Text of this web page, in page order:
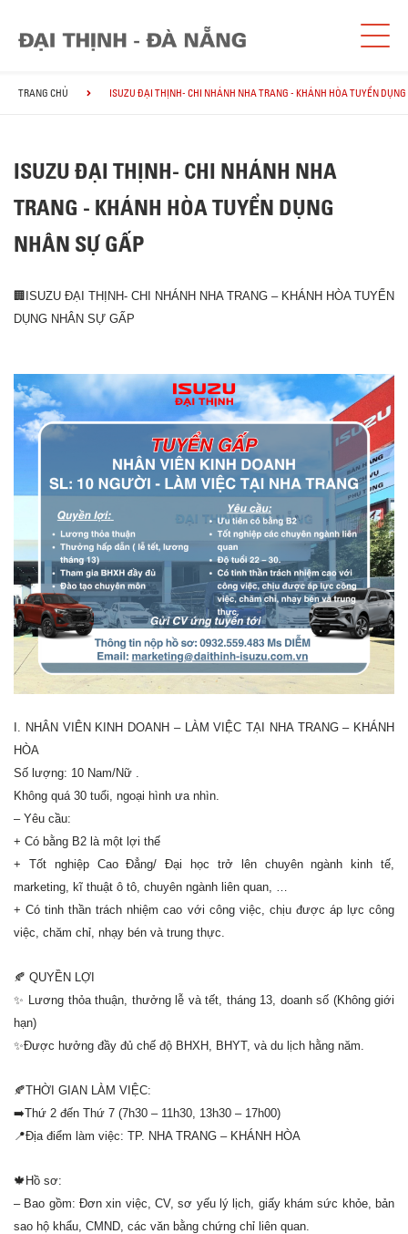
TRANG CHỦ ISUZU ĐẠI THỊNH- CHI NHÁNH NHA TRANG - KHÁNH HÒA TUYỂN
ISUZU ĐẠI THỊNH- CHI NHÁNH NHA
TRANG - KHÁNH HÒA TUYỂN DỤNG
NHÂN SỰ GẤP
🏢ISUZU ĐẠI THỊNH- CHI NHÁNH NHA TRANG – KHÁNH HÒA TUYỂN
DỤNG NHÂN SỰ GẤP
I. NHÂN VIÊN KINH DOANH – LÀM VIỆC TẠI NHA TRANG – KHÁNH
HÒA
Số lượng: 10 Nam/Nữ .
Không quá 30 tuổi, ngoại hình ưa nhìn.
– Yêu cầu:
+ Có bằng B2 là một lợi thế
+ Tốt nghiệp Cao Đẳng/ Đại học trở lên chuyên ngành kinh tế,
marketing, kĩ thuật ô tô, chuyên ngành liên quan, …
+ Có tinh thần trách nhiệm cao với công việc, chịu được áp lực công
việc, chăm chỉ, nhạy bén và trung thực.
🍂 QUYỀN LỢI
✨ Lương thỏa thuận, thưởng lễ và tết, tháng 13, doanh số (Không giới
hạn)
✨Được hưởng đầy đủ chế độ BHXH, BHYT, và du lịch hằng năm.
🍂THỜI GIAN LÀM VIỆC:
➡️Thứ 2 đến Thứ 7 (7h30 – 11h30, 13h30 – 17h00)
📍Địa điểm làm việc: TP. NHA TRANG – KHÁNH HÒA
🍁Hồ sơ:
– Bao gồm: Đơn xin việc, CV, sơ yếu lý lịch, giấy khám sức khỏe, bản
sao hộ khẩu, CMND, các văn bằng chứng chỉ liên quan.